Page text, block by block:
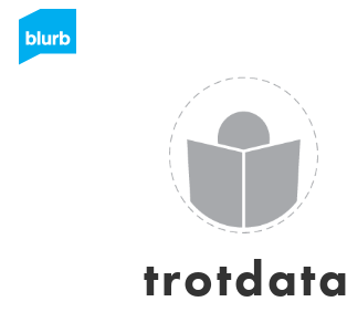
trotdata